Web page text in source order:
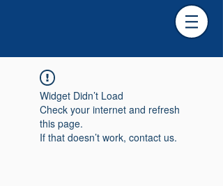
Widget Didn’t Load
Check your internet and refresh
this page.
If that doesn’t work, contact us.